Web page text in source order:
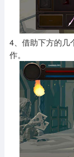
4、借助下方的几
作。